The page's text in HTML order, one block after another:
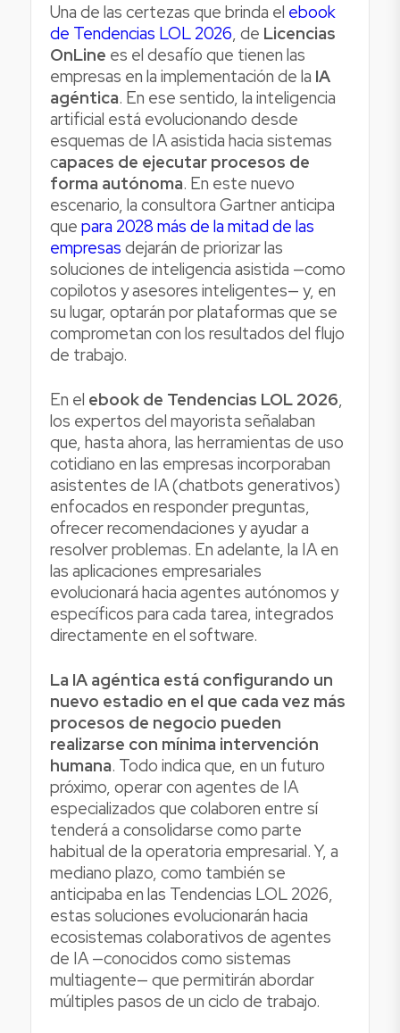
Una de las certezas que brinda el ebook
de Tendencias LOL 2026, de Licencias
OnLine es el desafío que tienen las
empresas en la implementación de la IA
agéntica. En ese sentido, la inteligencia
artificial está evolucionando desde
esquemas de IA asistida hacia sistemas
capaces de ejecutar procesos de
forma autónoma. En este nuevo
escenario, la consultora Gartner anticipa
quepara 2028 más de la mitad de las
empresas dejarán de priorizar las
soluciones de inteligencia asistida —como
copilotos y asesores inteligentes— y, en
su lugar, optarán por plataformas que se
comprometan con los resultados del flujo
de trabajo.
En el ebook de Tendencias LOL 2026,
los expertos del mayorista señalaban
que, hasta ahora, las herramientas de uso
cotidiano en las empresas incorporaban
asistentes de IA (chatbots generativos)
enfocados en responder preguntas,
ofrecer recomendaciones y ayudar a
resolver problemas. En adelante, la IA en
las aplicaciones empresariales
evolucionará hacia agentes autónomos y
específicos para cada tarea, integrados
directamente en el software.
La IA agéntica está configurando un
nuevo estadio en el que cada vez más
procesos de negocio pueden
realizarse con mínima intervención
humana. Todo indica que, en un futuro
próximo, operar con agentes de IA
especializados que colaboren entre sí
tenderá a consolidarse como parte
habitual de la operatoria empresarial. Y, a
mediano plazo, como también se
anticipaba en las Tendencias LOL 2026,
estas soluciones evolucionarán hacia
ecosistemas colaborativos de agentes
de IA —conocidos como sistemas
multiagente— que permitirán abordar
múltiples pasos de un ciclo de trabajo.